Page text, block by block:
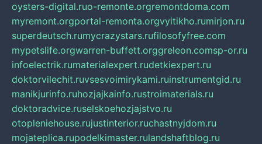
oysters-digital.ruo-remonte.orgremontdoma.com
myremont.orgportal-remonta.orgvyitikho.rumirjon.ru
superdeutsch.rumycrazystars.rufilosofyfree.com
mypetslife.orgwarren-buffett.orggreleon.comsp-or.ru
infoelectrik.rumaterialexpert.rudetkiexpert.ru
doktorvilechit.ruvsesvoimirykami.ruinstrumentgid.ru
manikjurinfo.ruhozjajkainfo.rustroimaterials.ru
doktoradvice.ruselskoehozjajstvo.ru
otopleniehouse.rujustinterior.ruchastnyjdom.ru
mojateplica.rupodelkimaster.rulandshaftblog.ru